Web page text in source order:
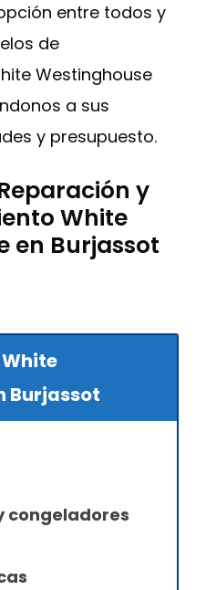
entre todos y
de
Westinghouse
a sus
y presupuesto.
y
White
en Burjassot
Burjassot
congeladores